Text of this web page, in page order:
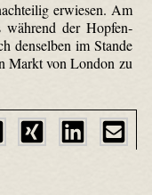
erwiesen. Am
während der Hopfen­
denselben im Stande
Markt von London zu